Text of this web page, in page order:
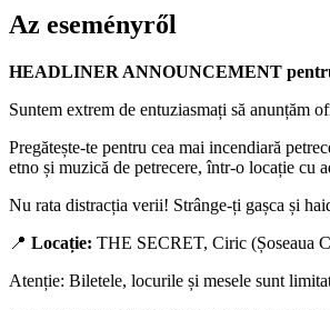
Az eseményről
HEADLINER ANNOUNCEMENT
Suntem extrem de entuziasmați să anunțăm
Pregătește-te pentru cea mai incendiară
etno și muzică de petrecere, într-o locație cu
Nu rata distracția verii! Strânge-ți gașca și
📍 Locație: THE SECRET, Ciric (Șoseaua
Atenție: Biletele, locurile și mesele sunt